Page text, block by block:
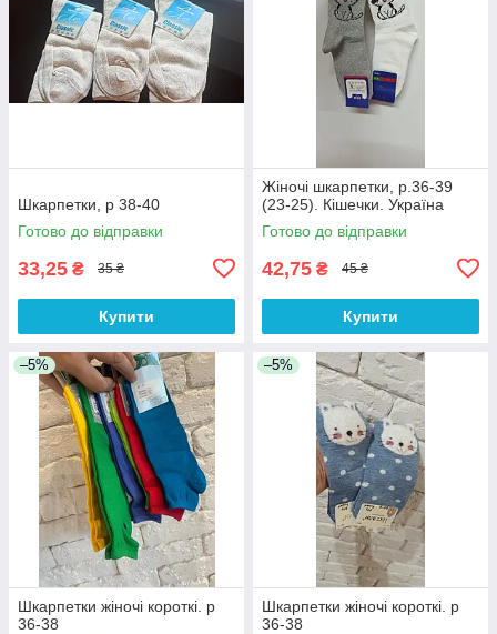
Шкарпетки, р 38-40
Готово до відправки
33,25 ₴ 35 ₴
Купити
Жіночі шкарпетки, р.36-39
(23-25). Кішечки. Україна
Готово до відправки
42,75 ₴ 45 ₴
Купити
–5%
Шкарпетки жіночі короткі. р
36-38
–5%
Шкарпетки жіночі короткі. р
36-38